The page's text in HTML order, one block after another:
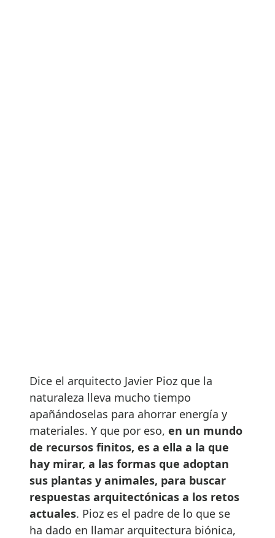
Dice el arquitecto Javier Pioz que la
naturaleza lleva mucho tiempo
apañándoselas para ahorrar energía y
materiales. Y que por eso, en un mundo
de recursos finitos, es a ella a la que
hay mirar, a las formas que adoptan
sus plantas y animales, para buscar
respuestas arquitectónicas a los retos
actuales. Pioz es el padre de lo que se
ha dado en llamar arquitectura biónica,